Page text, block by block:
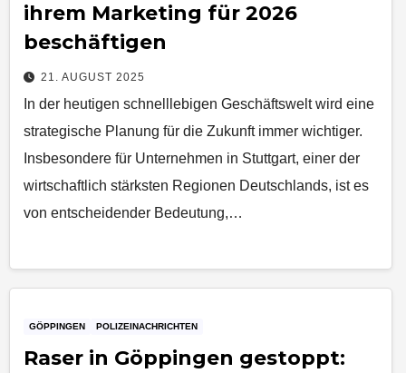
ihrem Marketing für 2026
beschäftigen
21. AUGUST 2025
In der heutigen schnelllebigen Geschäftswelt wird eine
strategische Planung für die Zukunft immer wichtiger.
Insbesondere für Unternehmen in Stuttgart, einer der
wirtschaftlich stärksten Regionen Deutschlands, ist es
von entscheidender Bedeutung,…
GÖPPINGEN POLIZEINACHRICHTEN
Raser in Göppingen gestoppt: